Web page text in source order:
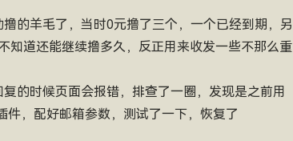
的羊毛了，当时0元撸了三个，一个已经到期，另
知道还能继续撸多久，反正用来收发一些不那么重
的时候页面会报错，排查了一圈，发现是之前用
，配好邮箱参数，测试了一下，恢复了